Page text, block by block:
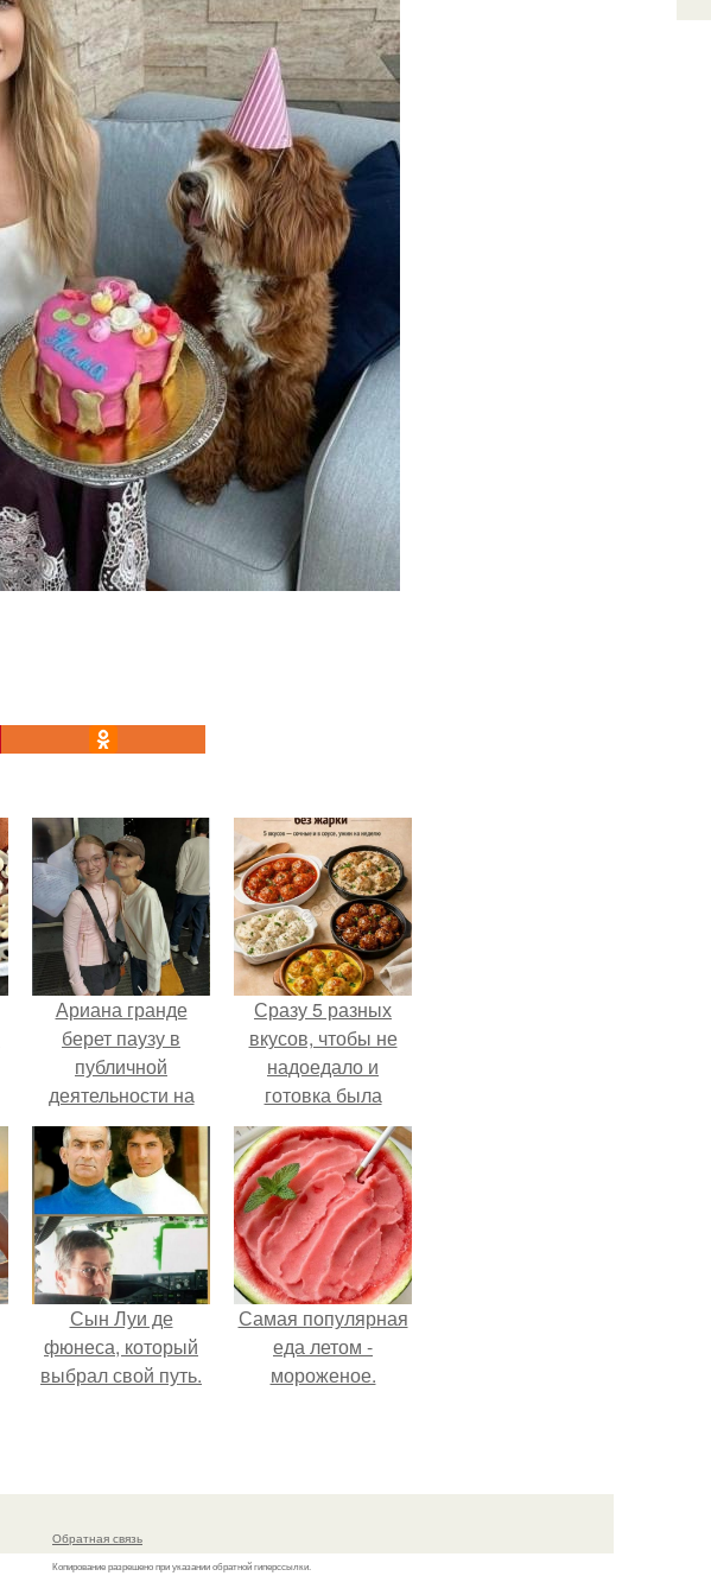
Ариана гранде
берет паузу в
публичной
деятельности на
фоне слухов о
своем здоровье.
Сразу 5 разных
вкусов, чтобы не
надоедало и
готовка была
проще.
Сын Луи де
фюнеса, который
выбрал свой путь.
Самая популярная
еда летом -
мороженое.
Обратная связь
Копирование разрешено при указании обратной гиперссылки.